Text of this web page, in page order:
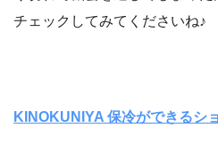
チェックしてみてくださいね♪
KINOKUNIYA 保冷ができるシ